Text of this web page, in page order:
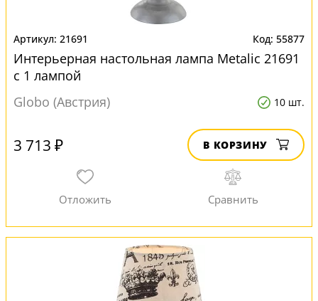
21691 55877
Интерьерная настольная лампа Metalic 21691
с 1 лампой
Globo (Австрия)
10 шт.
3 713 ₽ В КОРЗИНУ